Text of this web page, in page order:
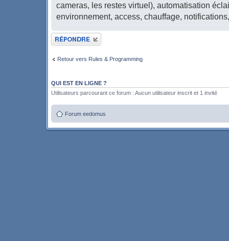
cameras, les restes virtuel), automatisation
environnement, access, chauffage,
Publier une réponse
Retour vers Rules & Programming
QUI EST EN LIGNE ?
Utilisateurs parcourant ce forum : Aucun utilisateur inscrit et 1 invité
Forum eedomus